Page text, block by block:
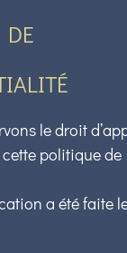
le droit
politique de
a été faite